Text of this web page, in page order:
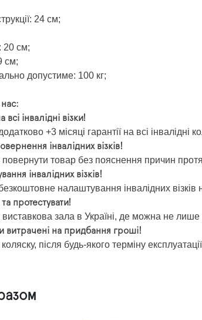
24 см;
20 см;
см;
допустиме: 100 кг;
нас:
інвалідні візки!
+3 місяці гарантії на всі інвалідні
інвалідних візків!
товар без пояснення причин
інвалідних візків!
налаштування інвалідних візків
протестувати!
зала в Україні, де можна не
витрачені на придбання гроші!
після будь-якого терміну